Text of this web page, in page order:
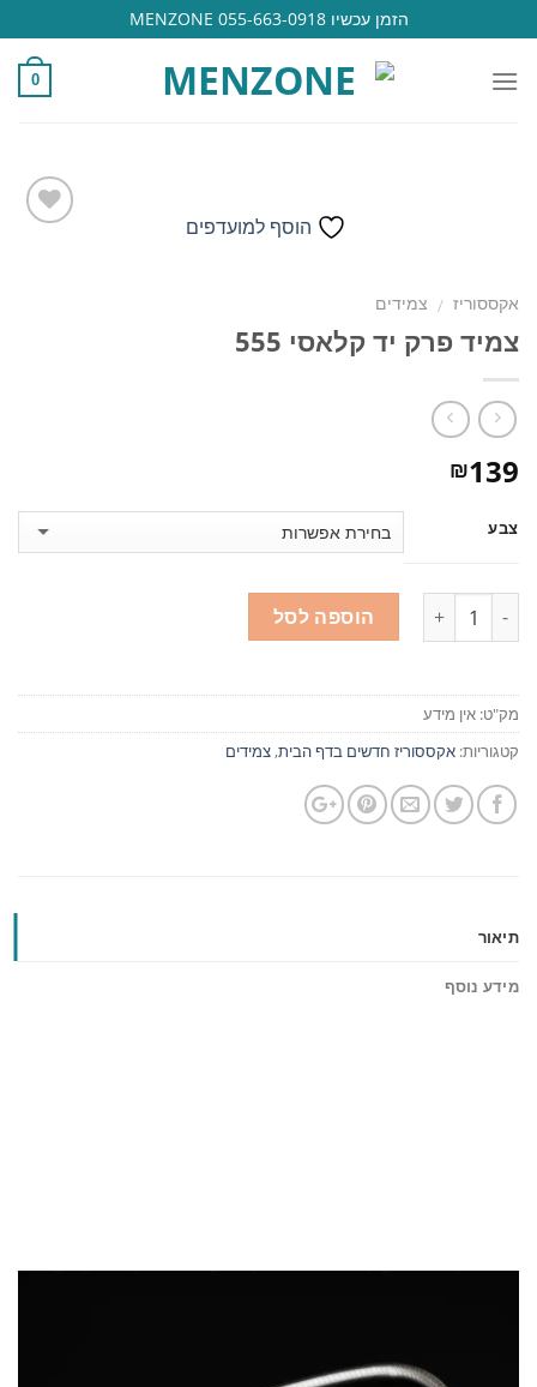
to
content
הזמן עכשיו 055-663-0918 MENZONE
0
הוסף למועדפים
אקססוריז / צמידים
צמיד פרק יד קלאסי 555
₪139
צבע
הוספה לסל
מק"ט: אין מידע
קטגוריות: אקססוריז חדשים בדף הבית,צמידים
תיאור
מידע נוסף